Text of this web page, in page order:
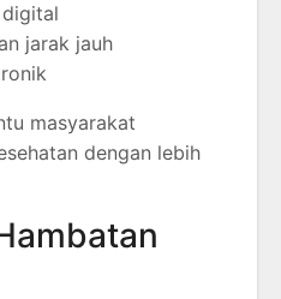
jarak jauh
masyarakat
dengan lebih